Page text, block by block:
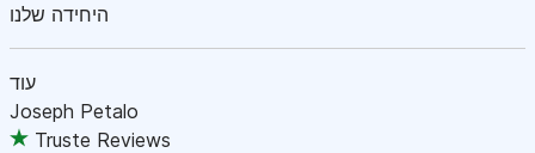
היחידה שלנו
עוד
Joseph Petalo
Truste Reviews